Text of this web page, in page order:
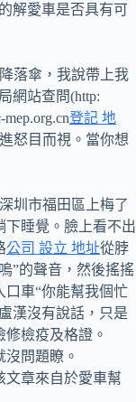
解愛車是否具有可
落傘，我說帶上我
網站查問(http:
登記 地
怒目而視。當你想
圳市福田區上梅了
下睡覺。臉上看不出
公司 設立 地址從脖
”的聲音，然後搖搖
口車“你能幫我個忙
漢沒有說話，只是
檢疫及格證。
問題瞭。
章來自於愛車幫